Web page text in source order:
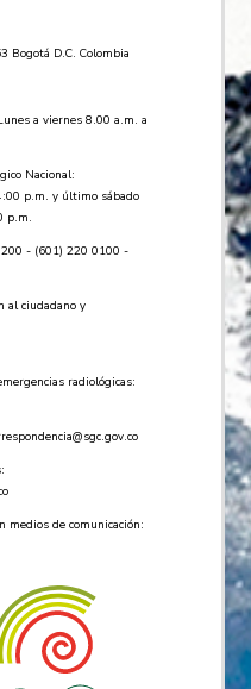
Bogotá D.C. Colombia
a viernes 8.00 a.m. a
Nacional:
p.m. y último sábado
p.m.
- (601) 220 0100 -
al ciudadano y
radiológicas:
medios de comunicación: